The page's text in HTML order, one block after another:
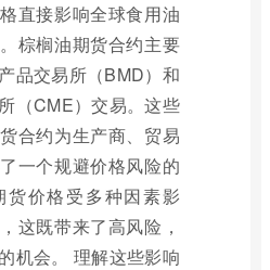
直接影响全球食用油
棕榈油期货合约主要
品交易所（BMD）和
（CME）交易。这些
合约为生产商、贸易
一个规避价格风险的
货价格受多种因素影
这既带来了高风险，
机会。 理解这些影响